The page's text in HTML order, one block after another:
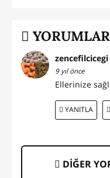
zencefilcicegi
9 yıl önce
Ellerinize
YANITLA
DİĞER